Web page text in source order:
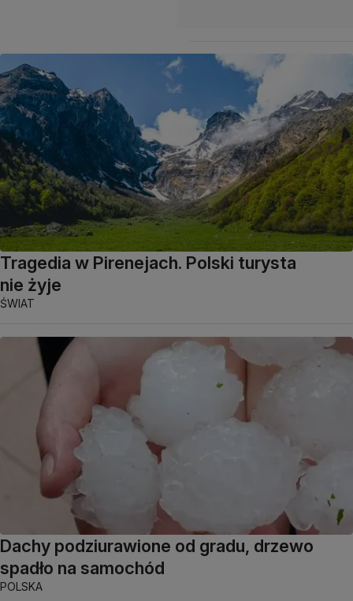
Tragedia w Pirenejach. Polski turysta
nie żyje
ŚWIAT
Dachy podziurawione od gradu, drzewo
spadło na samochód
POLSKA